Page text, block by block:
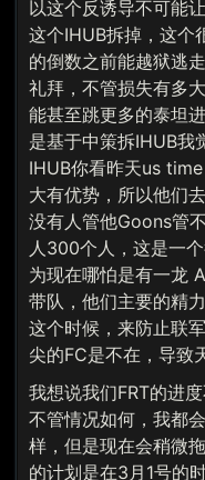
以这个反诱导不可能
这个IHUB拆掉，这个
的倒数之前能越狱逃
礼拜，不管损失有多
能甚至跳更多的泰坦
是基于中策拆IHUB我
IHUB你看昨天us
大有优势，所以他们
没有人管他Goons管
人300个人，这是一
为现在哪怕是有一龙
带队，他们主要的精
这个时候，来防止联
尖的FC是不在，导致
我想说我们FRT的进
不管情况如何，我都
样，但是现在会稍微
的计划是在3月1号的